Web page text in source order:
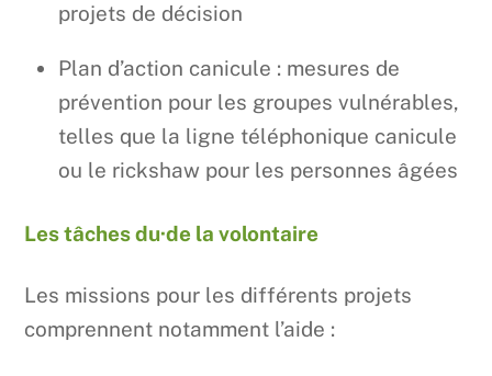
projets de décision
Plan d’action canicule : mesures de
prévention pour les groupes vulnérables,
telles que la ligne téléphonique canicule
ou le rickshaw pour les personnes âgées
Les tâches du·de la volontaire
Les missions pour les différents projets
comprennent notamment l’aide :